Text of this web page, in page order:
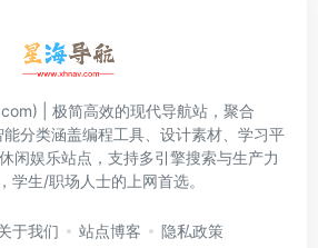
| 极简高效的现代导航站，聚合
分类涵盖编程工具、设计素材、学习平
闲娱乐站点，支持多引擎搜索与生产力
学生/职场人士的上网首选。
于我们 站点博客 隐私政策